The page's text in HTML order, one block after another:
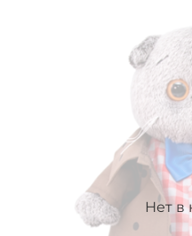
Нет в